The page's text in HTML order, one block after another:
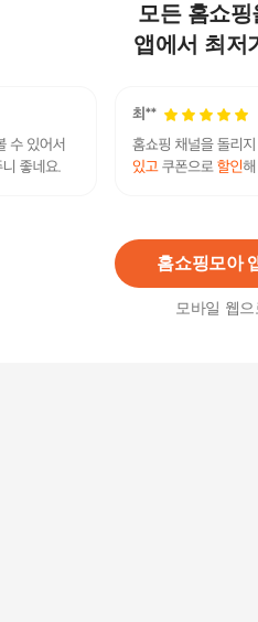
모든 홈쇼
앱에서 최저
홈쇼핑모아
모바일 웹
파라다이스홈 모던
31,500원
5% 29,930원
까르데코 플린 플
5%71,160원